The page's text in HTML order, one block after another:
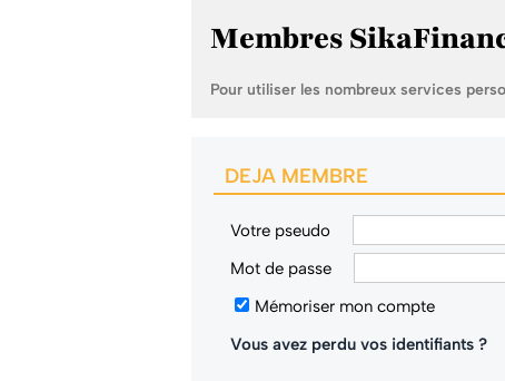
Membres
Pour utiliser les nombreux services
DEJA MEMBRE
Votre pseudo
Mot de passe
Mémoriser mon compte
Vous avez perdu vos identifiants ?